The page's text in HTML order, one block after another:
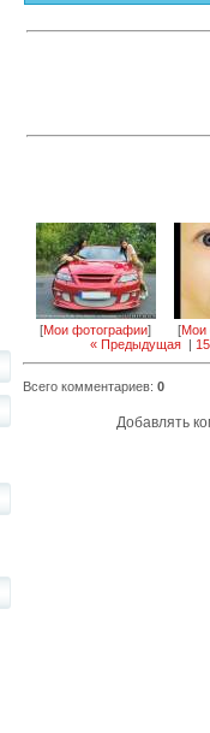
[Мои фотографии] [Мои
« Предыдущая|
Всего комментариев: 0
Добавлять